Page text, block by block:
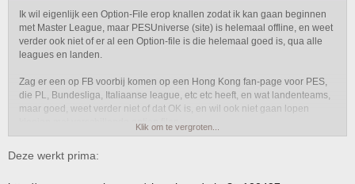
Ik wil eigenlijk een Option-File erop knallen zodat ik kan gaan beginnen
met Master League, maar PESUniverse (site) is helemaal offline, en weet
verder ook niet of er al een Option-file is die helemaal goed is, qua alle
leagues en landen.
Zag er een op FB voorbij komen op een Hong Kong fan-page voor PES,
die PL, Bundesliga, Italiaanse league, etc etc heeft, en wat landenteams,
maar goed, weet verder niet of dat OK is, en wil ook niet gaan lopen
klooien met verschillende option files.Klik om te vergroten...
Deze werkt prima: